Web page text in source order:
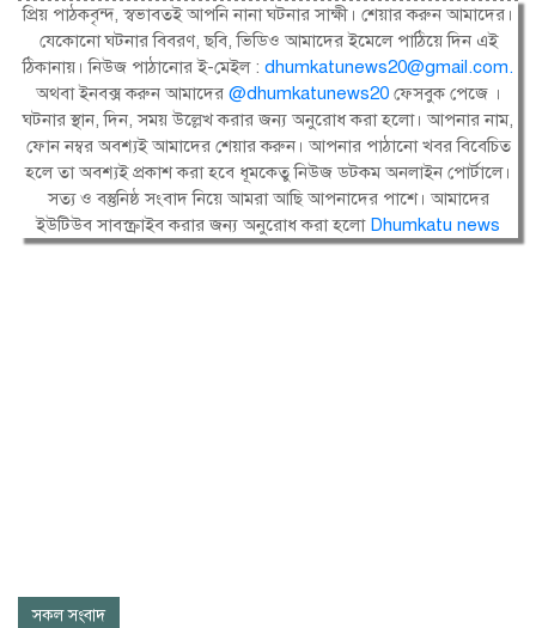
প্রিয় পাঠকবৃন্দ, স্বভাবতই আপনি নানা ঘটনার সাক্ষী। শেয়ার করুন আমাদের।
যেকোনো ঘটনার বিবরণ, ছবি, ভিডিও আমাদের ইমেলে পাঠিয়ে দিন এই
ঠিকানায়। নিউজ পাঠানোর ই-মেইল : dhumkatunews20@gmail.com.
অথবা ইনবক্স করুন আমাদের@dhumkatunews20 ফেসবুক পেজে ।
ঘটনার স্থান, দিন, সময় উল্লেখ করার জন্য অনুরোধ করা হলো। আপনার নাম,
ফোন নম্বর অবশ্যই আমাদের শেয়ার করুন। আপনার পাঠানো খবর বিবেচিত
হলে তা অবশ্যই প্রকাশ করা হবে ধূমকেতু নিউজ ডটকম অনলাইন পোর্টালে।
সত্য ও বস্তুনিষ্ঠ সংবাদ নিয়ে আমরা আছি আপনাদের পাশে। আমাদের
ইউটিউব সাবস্ক্রাইব করার জন্য অনুরোধ করা হলো Dhumkatu news
সকল সংবাদ